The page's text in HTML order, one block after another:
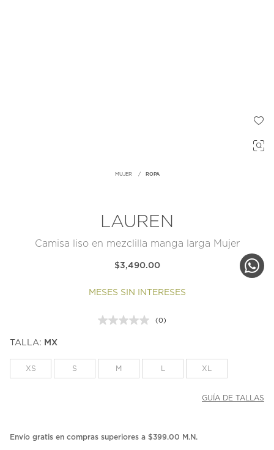
MUJER ROPA
LAUREN
Camisa liso en mezclilla manga larga Mujer
$3,490.00
MESES SIN INTERESES
Sin
la
misma
(0)
TALLA: MX
XS S M XL
GUÍA DE TALLAS
Envío gratis en compras superiores a $399.00 M.N.